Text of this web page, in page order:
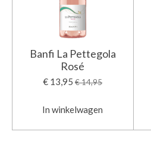
Banfi La Pettegola
Rosé
€ 13,95 € 14,95
In winkelwagen